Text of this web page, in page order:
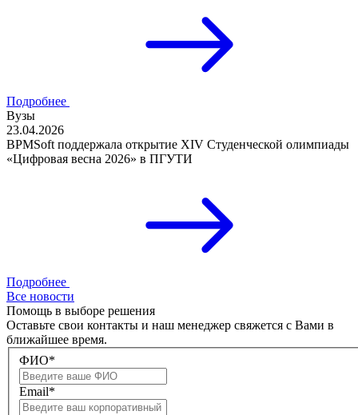
Подробнее
Вузы
23.04.2026
BPMSoft поддержала открытие XIV Студенческой олимпиады
«Цифровая весна 2026» в ПГУТИ
Подробнее
Все новости
Помощь в выборе решения
Оставьте свои контакты и наш менеджер свяжется с Вами в
ближайшее время.
ФИО*
Email*